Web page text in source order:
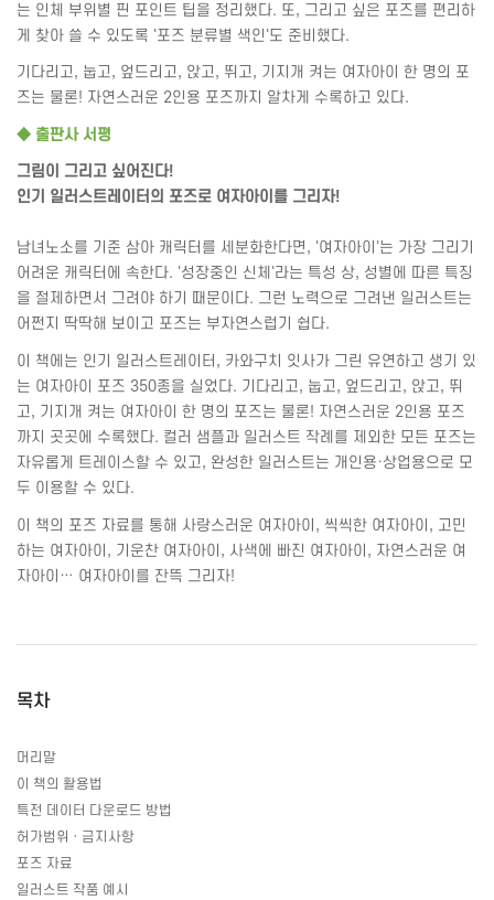
는 인체 부위별 핀 포인트 팁을 정리했다. 또 , 그리고 싶은 포즈를 편리하
게 찾아 쓸 수 있도록 '포즈 분류별 색인 '도 준비했다.
기다리고, 눕고, 엎드리고, 앉고, 뛰고, 기지개 켜는 여자아이 한 명의 포
즈는 물론! 자연스러운 2인용 포즈까지 알차게 수록하고 있다.
◆ 출판사 서평
그림이 그리고 싶어진다!
인기 일러스트레이터의 포즈로 여자아이를 그리자!
남녀노소를 기준 삼아 캐릭터를 세분화한다면 , '여자아이 '는 가장 그리기
어려운 캐릭터에 속한다. '성장중인 신체 '라는 특성 상, 성별에 따른 특징
을 절제하면서 그려야 하기 때문이다. 그런 노력으로 그려낸 일러스트는
어쩐지 딱딱해 보이고 포즈는 부자연스럽기 쉽다.
이 책에는 인기 일러스트레이터 , 카와구치 잇사가 그린 유연하고 생기 있
는 여자아이 포즈 350종을 실었다. 기다리고, 눕고, 엎드리고, 앉고, 뛰
고, 기지개 켜는 여자아이 한 명의 포즈는 물론! 자연스러운 2인용 포즈
까지 곳곳에 수록했다. 컬러 샘플과 일러스트 작례를 제외한 모든 포즈는
자유롭게 트레이스할 수 있고, 완성한 일러스트는 개인용 ·상업용으로 모
두 이용할 수 있다.
이 책의 포즈 자료를 통해 사랑스러운 여자아이 , 씩씩한 여자아이 , 고민
하는 여자아이 , 기운찬 여자아이 , 사색에 빠진 여자아이 , 자연스러운 여
자아이 … 여자아이를 잔뜩 그리자!
목차
머리말
이 책의 활용법
특전 데이터 다운로드 방법
허가범위 · 금지사항
포즈 자료
일러스트 작품 예시